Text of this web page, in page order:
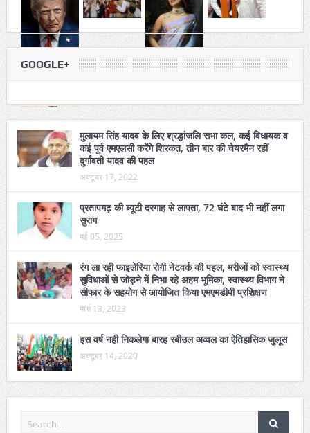
मुलायम सिंह यादव के लिए श्रद्धांजलि सभा कल, कई विधायक व
कई पूर्व एमएलसी करेंगे शिरकत, तीन बार की चेयरमैन रहीं
अक्टूबर 17, 2022
प्रतापगढ़ की ब्यूटी दरगाह से लापता, 72 घंटे बाद भी नहीं लगा
मई 05, 2025
रंग ला रही फाइलेरिया रोगी नेटवर्क की पहल, मरीजों को स्वास्थ्य
सुविधाओं से जोड़ने में निभा रहे अहम भूमिका, स्वास्थ्य विभाग ने
मार्च 13, 2023
अक्टूबर 14, 2020